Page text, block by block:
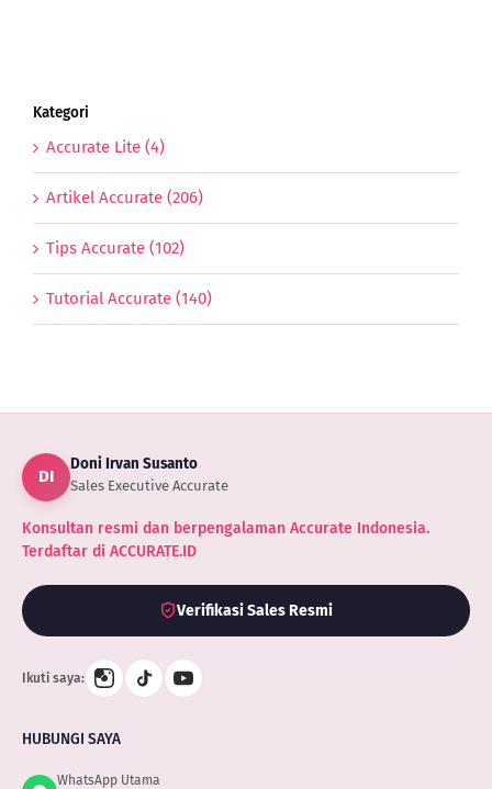
Kategori
Accurate Lite (4)
Artikel Accurate (206)
Tips Accurate (102)
Tutorial Accurate (140)
DI
Doni Irvan Susanto
Sales Executive Accurate
Konsultan resmi dan berpengalaman Accurate Indonesia.
Terdaftar di ACCURATE.ID
Verifikasi Sales Resmi
Ikuti saya:
HUBUNGI SAYA
WhatsApp Utama